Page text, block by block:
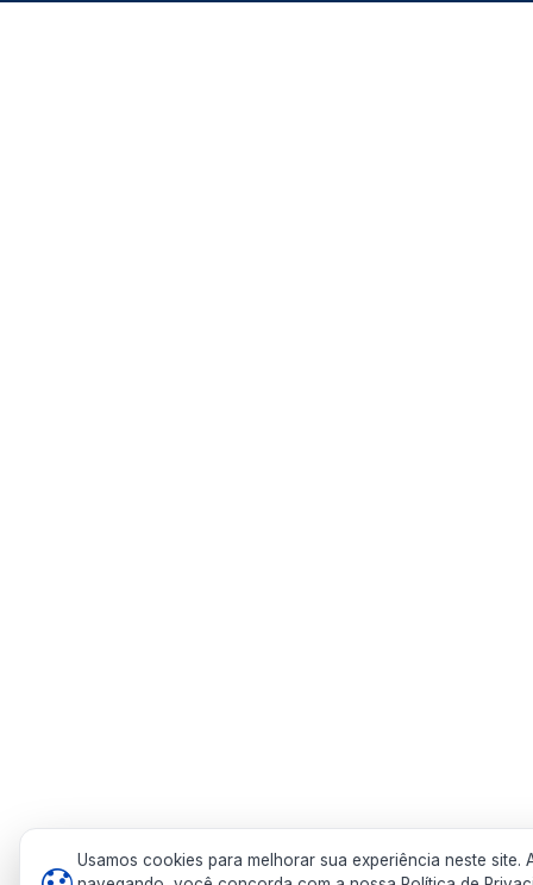
Usamos cookies para melhorar sua experiência neste site.